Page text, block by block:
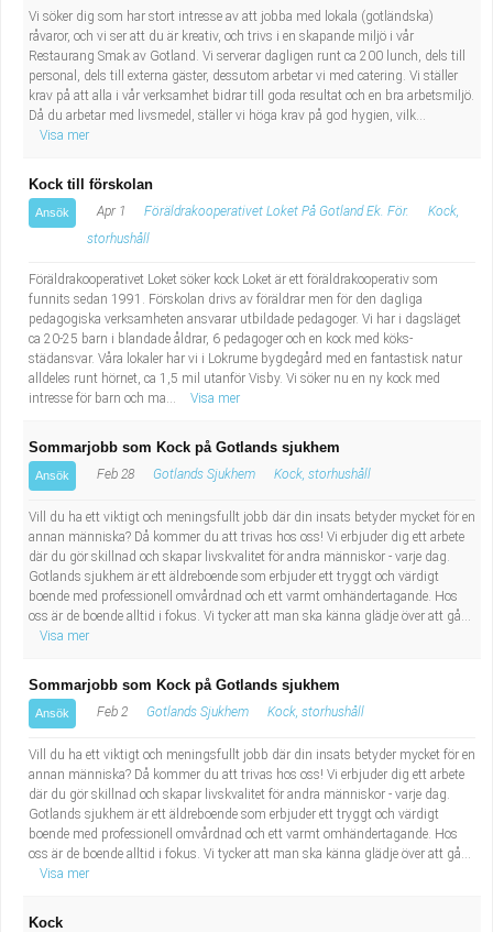
Vi söker dig som har stort intresse av att jobba med lokala (gotländska)
råvaror, och vi ser att du är kreativ, och trivs i en skapande miljö i vår
Restaurang Smak av Gotland. Vi serverar dagligen runt ca 200 lunch, dels till
personal, dels till externa gäster, dessutom arbetar vi med catering. Vi ställer
krav på att alla i vår verksamhet bidrar till goda resultat och en bra arbetsmiljö.
Då du arbetar med livsmedel, ställer vi höga krav på god hygien, vilk...
Visa mer
Kock till förskolan
Ansök Apr 1 Föräldrakooperativet Loket På Gotland Ek. För.
Kock,
storhushåll
Föräldrakooperativet Loket söker kock Loket är ett föräldrakooperativ som
funnits sedan 1991. Förskolan drivs av föräldrar men för den dagliga
pedagogiska verksamheten ansvarar utbildade pedagoger. Vi har i dagsläget
ca 20-25 barn i blandade åldrar, 6 pedagoger och en kock med köks-
städansvar. Våra lokaler har vi i Lokrume bygdegård med en fantastisk natur
alldeles runt hörnet, ca 1,5 mil utanför Visby. Vi söker nu en ny kock med
intresse för barn och ma...
Visa mer
Sommarjobb som Kock på Gotlands sjukhem
Ansök Feb 28 Gotlands Sjukhem Kock, storhushåll
Vill du ha ett viktigt och meningsfullt jobb där din insats betyder mycket för en
annan människa? Då kommer du att trivas hos oss! Vi erbjuder dig ett arbete
där du gör skillnad och skapar livskvalitet för andra människor - varje dag.
Gotlands sjukhem är ett äldreboende som erbjuder ett tryggt och värdigt
boende med professionell omvårdnad och ett varmt omhändertagande. Hos
oss är de boende alltid i fokus. Vi tycker att man ska känna glädje över att gå...
Visa mer
Sommarjobb som Kock på Gotlands sjukhem
Ansök Feb 2 Gotlands Sjukhem Kock, storhushåll
Vill du ha ett viktigt och meningsfullt jobb där din insats betyder mycket för en
annan människa? Då kommer du att trivas hos oss! Vi erbjuder dig ett arbete
där du gör skillnad och skapar livskvalitet för andra människor - varje dag.
Gotlands sjukhem är ett äldreboende som erbjuder ett tryggt och värdigt
boende med professionell omvårdnad och ett varmt omhändertagande. Hos
oss är de boende alltid i fokus. Vi tycker att man ska känna glädje över att gå...
Visa mer
Kock